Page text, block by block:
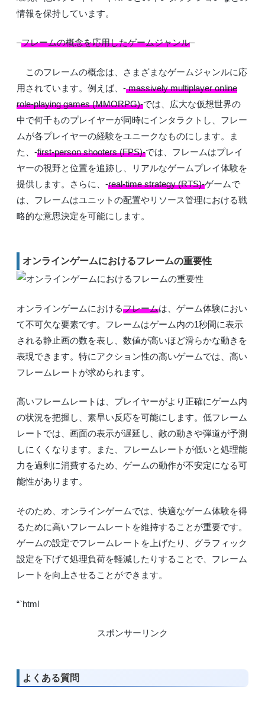
情報を保持しています。
–フレームの概念を応用したゲームジャンル–
このフレームの概念は、さまざまなゲームジャンルに応
用されています。例えば、-massively multiplayer online
role-playing games (MMORPG)-では、広大な仮想世界の
中で何千ものプレイヤーが同時にインタラクトし、フレー
ムが各プレイヤーの経験をユニークなものにします。ま
た、-first-person shooters (FPS)-では、フレームはプレイ
ヤーの視野と位置を追跡し、リアルなゲームプレイ体験を
提供します。さらに、-real-time strategy (RTS)-ゲームで
は、フレームはユニットの配置やリソース管理における戦
略的な意思決定を可能にします。
オンラインゲームにおけるフレームの重要性
オンラインゲームにおけるフレームは、ゲーム体験におい
て不可欠な要素です。フレームはゲーム内の1秒間に表示
される静止画の数を表し、数値が高いほど滑らかな動きを
表現できます。特にアクション性の高いゲームでは、高い
フレームレートが求められます。
高いフレームレートは、プレイヤーがより正確にゲーム内
の状況を把握し、素早い反応を可能にします。低フレーム
レートでは、画面の表示が遅延し、敵の動きや弾道が予測
しにくくなります。また、フレームレートが低いと処理能
力を過剰に消費するため、ゲームの動作が不安定になる可
能性があります。
そのため、オンラインゲームでは、快適なゲーム体験を得
るために高いフレームレートを維持することが重要です。
ゲームの設定でフレームレートを上げたり、グラフィック
設定を下げて処理負荷を軽減したりすることで、フレーム
レートを向上させることができます。
“`html
スポンサーリンク
よくある質問